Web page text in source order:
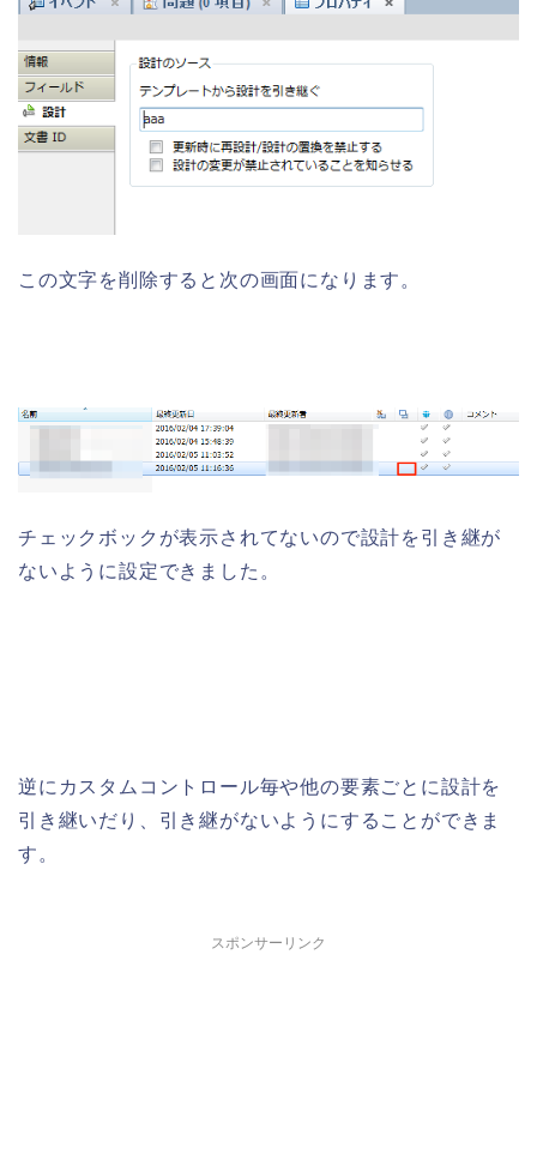
この文字を削除すると次の画面になります。
チェックボックが表示されてないので設計を引き継が
ないように設定できました。
逆にカスタムコントロール毎や他の要素ごとに設計を
引き継いだり、引き継がないようにすることができま
す。
スポンサーリンク